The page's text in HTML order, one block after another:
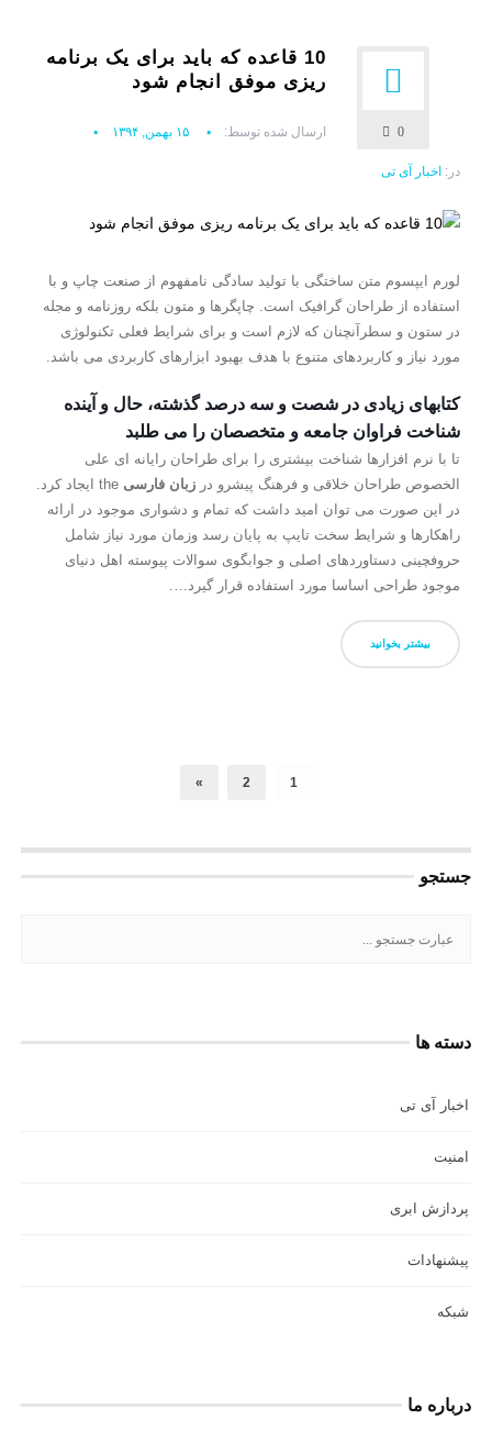
0
10 قاعده که باید برای یک برنامه
ریزی موفق انجام شود
ارسال شده توسط: ۱۵ بهمن, ۱۳۹۴
در: اخبار آی تی
لورم ایپسوم متن ساختگی با تولید سادگی نامفهوم از صنعت چاپ و با
استفاده از طراحان گرافیک است. چاپگرها و متون بلکه روزنامه و مجله
در ستون و سطرآنچنان که لازم است و برای شرایط فعلی تکنولوژی
مورد نیاز و کاربردهای متنوع با هدف بهبود ابزارهای کاربردی می باشد.
کتابهای زیادی در شصت و سه درصد گذشته، حال و آینده
شناخت فراوان جامعه و متخصصان را می طلبد
تا با نرم افزارها شناخت بیشتری را برای طراحان رایانه ای علی
الخصوص طراحان خلاقی و فرهنگ پیشرو در زبان فارسی
the ایجاد کرد.
در این صورت می توان امید داشت که تمام و دشواری موجود در ارائه
راهکارها و شرایط سخت تایپ به پایان رسد وزمان مورد نیاز شامل
حروفچینی دستاوردهای اصلی و جوابگوی سوالات پیوسته اهل دنیای
موجود طراحی اساسا مورد استفاده قرار گیرد….
بیشتر بخوانید
1
2
»
جستجو
دسته ها
اخبار آی تی
امنیت
پردازش ابری
پیشنهادات
شبکه
درباره ما